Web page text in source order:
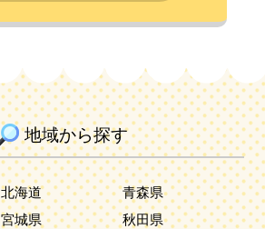
地域から探す
北海道
青森県
宮城県
秋田県